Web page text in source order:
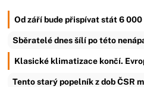
Od září bude přispívat stát 6
Sběratelé dnes šílí po této
Klasické klimatizace končí.
Tento starý popelník z dob ČSR